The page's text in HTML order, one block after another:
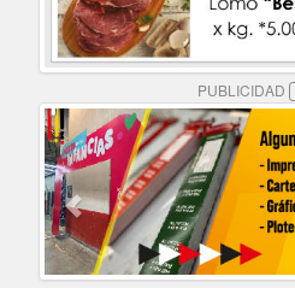
PUBLICIDAD